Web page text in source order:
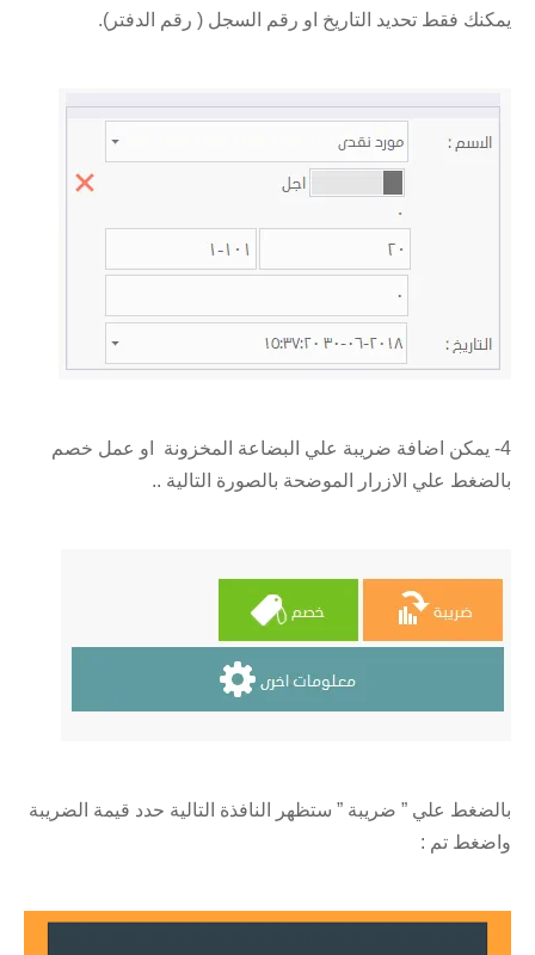
يمكنك فقط تحديد التاريخ او رقم السجل ( رقم الدفتر).
4- يمكن اضافة ضريبة علي البضاعة المخزونة او عمل خصم
بالضغط علي الازرار الموضحة بالصورة التالية ..
بالضغط علي ” ضريبة ” ستظهر النافذة التالية حدد قيمة الضريبة
واضغط تم :